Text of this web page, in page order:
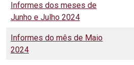
Informes dos meses de
Junho e Julho 2024
Informes do mês de Maio
2024